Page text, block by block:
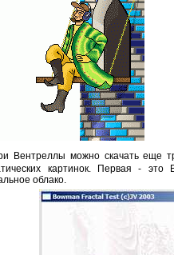
Вентреллы можно скачать еще
картинок. Первая - это
облако.